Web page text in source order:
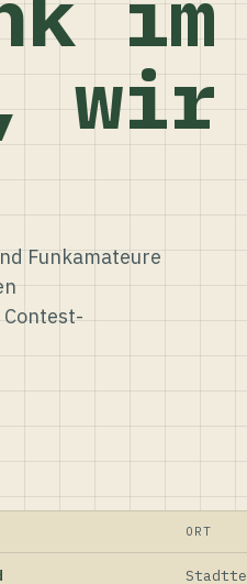
wir
Funkamateure
ORT